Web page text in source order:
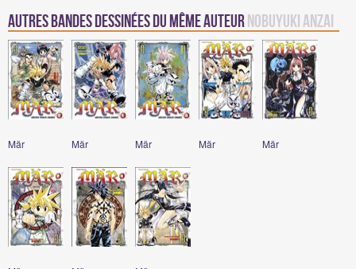
Autres Bandes Dessinées du même auteur Nobuyuki Anzai
Mär Mär Mär Mär Mär